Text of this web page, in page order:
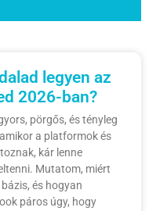
legyen az
2026-ban?
pörgős, és tényleg
a platformok és
kár lenne
Mutatom, miért
és hogyan
páros úgy, hogy